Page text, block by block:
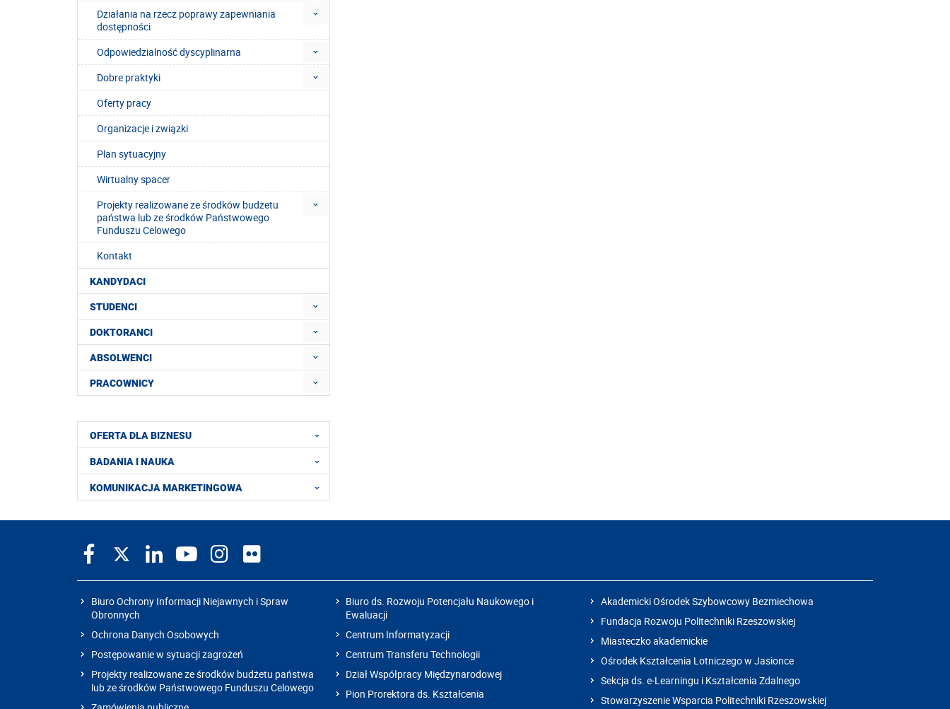
Działania na rzecz poprawy zapewniania
dostępności
Odpowiedzialność dyscyplinarna
Dobre praktyki
Oferty pracy
Organizacje i związki
Plan sytuacyjny
Wirtualny spacer
Projekty realizowane ze środków budżetu
państwa lub ze środków Państwowego
Funduszu Celowego
Kontakt
KANDYDACI
STUDENCI
DOKTORANCI
ABSOLWENCI
PRACOWNICY
OFERTA DLA BIZNESU
BADANIA I NAUKA
KOMUNIKACJA MARKETINGOWA
Biuro Ochrony Informacji Niejawnych i Spraw
Obronnych
Ochrona Danych Osobowych
Postępowanie w sytuacji zagrożeń
Projekty realizowane ze środków budżetu państwa
lub ze środków Państwowego Funduszu Celowego
Biuro ds. Rozwoju Potencjału Naukowego i
Ewaluacji
Centrum Informatyzacji
Centrum Transferu Technologii
Dział Współpracy Międzynarodowej
Pion Prorektora ds. Kształcenia
Akademicki Ośrodek Szybowcowy Bezmiechowa
Fundacja Rozwoju Politechniki Rzeszowskiej
Miasteczko akademickie
Ośrodek Kształcenia Lotniczego w Jasionce
Sekcja ds. e-Learningu i Kształcenia Zdalnego
Stowarzyszenie Wsparcia Politechniki Rzeszowskiej